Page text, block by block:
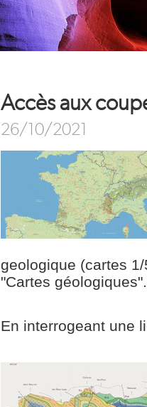
Accès aux
26/10/2021
geologique (cartes
"Cartes géologiques".
En interrogeant une